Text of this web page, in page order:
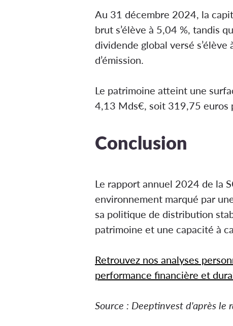
Au 31 décembre 2024, la
brut s’élève à 5,04 %, tandis
dividende global versé
d’émission​.
Le patrimoine atteint une
4,13 Mds€, soit 319,75 euros
Conclusion
Le rapport annuel 2024 de la
environnement marqué par
sa politique de distribution
patrimoine et une capacité à
Retrouvez nos analyses
performance financière et
Source : Deeptinvest d'après